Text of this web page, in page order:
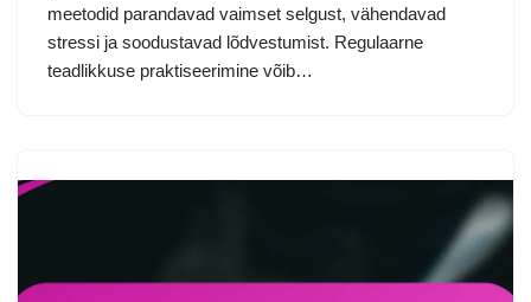
meetodid parandavad vaimset selgust, vähendavad
stressi ja soodustavad lõdvestumist. Regulaarne
teadlikkuse praktiseerimine võib…